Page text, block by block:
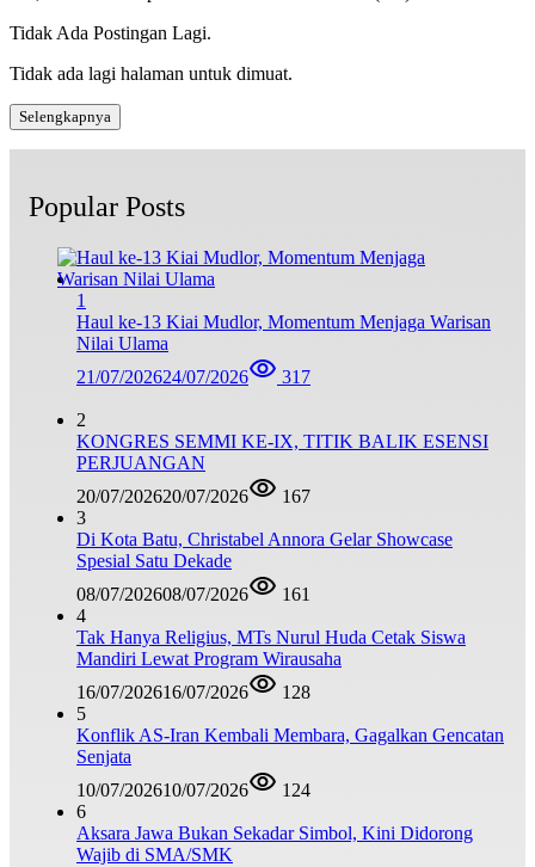
Tidak Ada Postingan Lagi.
Tidak ada lagi halaman untuk dimuat.
Selengkapnya
Popular Posts
1
Haul ke-13 Kiai Mudlor, Momentum Menjaga Warisan
Nilai Ulama
21/07/202624/07/2026 317
2
KONGRES SEMMI KE-IX, TITIK BALIK ESENSI
PERJUANGAN
20/07/202620/07/2026
167
3
Di Kota Batu, Christabel Annora Gelar Showcase
Spesial Satu Dekade
08/07/202608/07/2026
161
4
Tak Hanya Religius, MTs Nurul Huda Cetak Siswa
Mandiri Lewat Program Wirausaha
16/07/202616/07/2026
128
5
Konflik AS-Iran Kembali Membara, Gagalkan Gencatan
Senjata
10/07/202610/07/2026
124
6
Aksara Jawa Bukan Sekadar Simbol, Kini Didorong
Wajib di SMA/SMK